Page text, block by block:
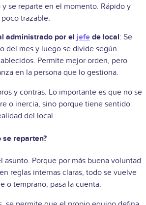
se reparte en el momento. Rápido y
trazable.
administrado por el jefe de local: Se
del mes y luego se divide según
Permite mejor orden, pero
en la persona que lo gestiona.
y contras. Lo importante es que no se
o inercia, sino porque tiene sentido
del local.
se reparten?
asunto. Porque por más buena voluntad
reglas internas claras, todo se vuelve
o temprano, pasa la cuenta.